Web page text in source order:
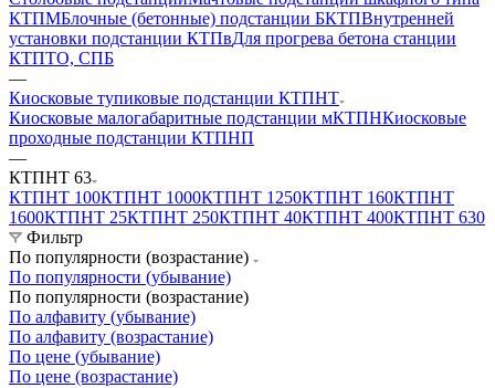
КТПМБлочные (бетонные) подстанции БКТПВнутренней
установки подстанции КТПвДля прогрева бетона станции
КТПТО, СПБ
—
Киосковые тупиковые подстанции КТПНТ
Киосковые малогабаритные подстанции мКТПНКиосковые
проходные подстанции КТПНП
—
КТПНТ 63
КТПНТ 100КТПНТ 1000КТПНТ 1250КТПНТ 160КТПНТ
1600КТПНТ 25КТПНТ 250КТПНТ 40КТПНТ 400КТПНТ 630
Фильтр
По популярности (возрастание)
По популярности (убывание)
По популярности (возрастание)
По алфавиту (убывание)
По алфавиту (возрастание)
По цене (убывание)
По цене (возрастание)